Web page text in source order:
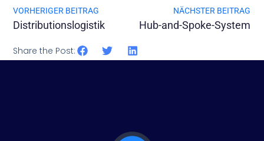
VORHERIGER BEITRAG
Distributionslogistik
NÄCHSTER BEITRAG
Hub-and-Spoke-System
Share the Post: